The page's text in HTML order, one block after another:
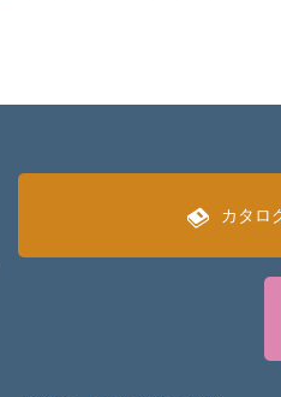
カタロ